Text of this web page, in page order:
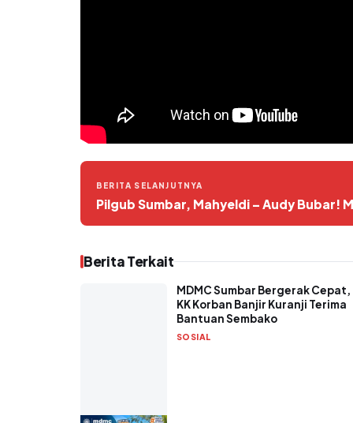
BERITA SELANJUTNYA
Pilgub Sumbar, Mahyeldi – Audy Bubar!
Berita Terkait
MDMC Sumbar Bergerak Cepat,
KK Korban Banjir Kuranji Terima
Bantuan Sembako
SOSIAL